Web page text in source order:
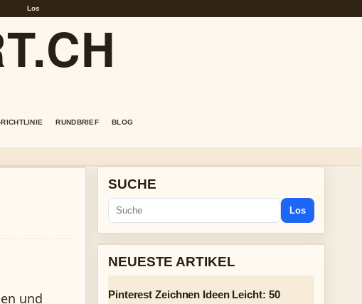
Los
RUNDBRIEF BLOG
und
SUCHE
Los
NEUESTE ARTIKEL
Pinterest Zeichnen Ideen Leicht: 50